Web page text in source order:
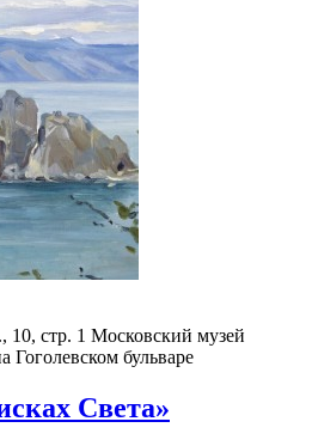
10, стр. 1 Московский музей
Гоголевском бульваре
Света»